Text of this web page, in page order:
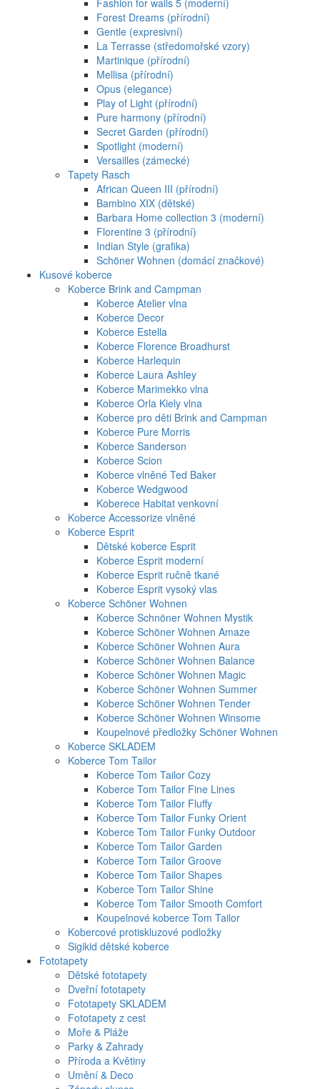
Fashion for walls 5 (moderní)
Forest Dreams (přírodní)
Gentle (expresivní)
La Terrasse (středomořské vzory)
Martinique (přírodní)
Mellisa (přírodní)
Opus (elegance)
Play of Light (přírodní)
Pure harmony (přírodní)
Secret Garden (přírodní)
Spotlight (moderní)
Versailles (zámecké)
Tapety Rasch
African Queen III (přírodní)
Bambino XIX (dětské)
Barbara Home collection 3 (moderní)
Florentine 3 (přírodní)
Indian Style (grafika)
Schöner Wohnen (domácí značkové)
Kusové koberce
Koberce Brink and Campman
Koberce Atelier vlna
Koberce Decor
Koberce Estella
Koberce Florence Broadhurst
Koberce Harlequin
Koberce Laura Ashley
Koberce Marimekko vlna
Koberce Orla Kiely vlna
Koberce pro děti Brink and Campman
Koberce Pure Morris
Koberce Sanderson
Koberce Scion
Koberce vlněné Ted Baker
Koberce Wedgwood
Koberece Habitat venkovní
Koberce Accessorize vlněné
Koberce Esprit
Dětské koberce Esprit
Koberce Esprit moderní
Koberce Esprit ručně tkané
Koberce Esprit vysoký vlas
Koberce Schöner Wohnen
Koberce Schnöner Wohnen Mystik
Koberce Schöner Wohnen Amaze
Koberce Schöner Wohnen Aura
Koberce Schöner Wohnen Balance
Koberce Schöner Wohnen Magic
Koberce Schöner Wohnen Summer
Koberce Schöner Wohnen Tender
Koberce Schöner Wohnen Winsome
Koupelnové předložky Schöner Wohnen
Koberce SKLADEM
Koberce Tom Tailor
Koberce Tom Tailor Cozy
Koberce Tom Tailor Fine Lines
Koberce Tom Tailor Fluffy
Koberce Tom Tailor Funky Orient
Koberce Tom Tailor Funky Outdoor
Koberce Tom Tailor Garden
Koberce Tom Tailor Groove
Koberce Tom Tailor Shapes
Koberce Tom Tailor Shine
Koberce Tom Tailor Smooth Comfort
Koupelnové koberce Tom Tailor
Kobercové protiskluzové podložky
Sigikid dětské koberce
Fototapety
Dětské fototapety
Dveřní fototapety
Fototapety SKLADEM
Fototapety z cest
Moře & Pláže
Parky & Zahrady
Příroda a Květiny
Umění & Deco